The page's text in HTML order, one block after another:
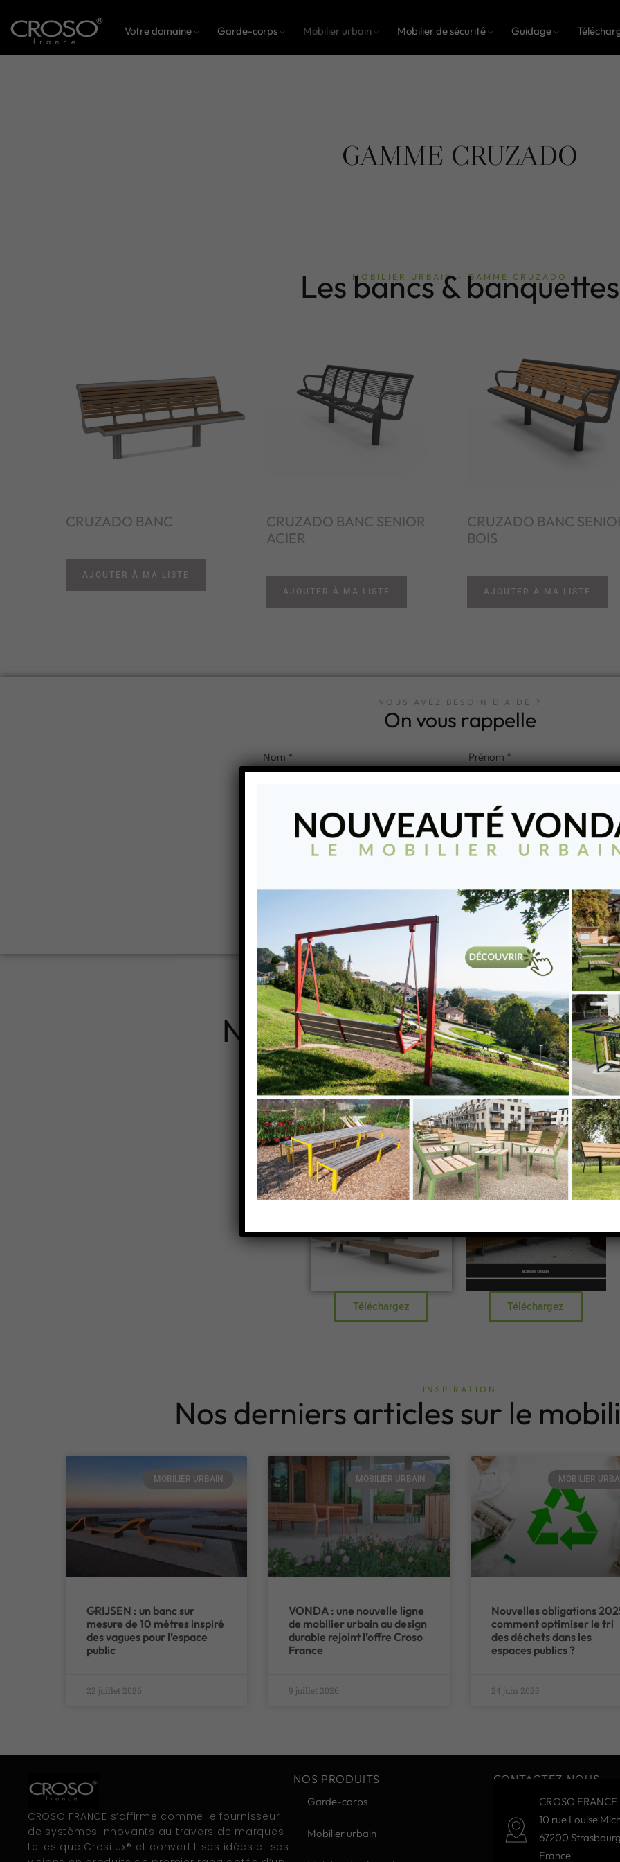
Votre domaine Garde-corps Mobilier urbain Mobilier de sécurité Guidage
GAMME CRUZADO
MOBILIER URBAIN - GAMME CRUZADO
Les bancs & banquettes
CRUZADO BANC
AJOUTER À MA LISTE
CRUZADO BANC SENIOR
ACIER
AJOUTER À MA LISTE
CRUZADO BANC
BOIS
AJOUTER À MA LISTE
VOUS AVEZ BESOIN D'AIDE ?
On vous rappelle
Vous êtes intéressé par :
MOBILIER URBAIN - LES ENSEMBLES DE PIQUE-NIQUE
Nos catalogues en
MOBILIER URBAIN
MODULO
Téléchargez
MOBILIER URBAIN
GRIJSEN
Téléchargez
INSPIRATION
Nos derniers articles sur le
MOBILIER URBAIN
GRIJSEN : un banc sur
mesure de 10 mètres inspiré
des vagues pour l’espace
public
22 juillet 2026
MOBILIER URBAIN
VONDA : une nouvelle ligne
de mobilier urbain au design
durable rejoint l’offre Croso
France
9 juillet 2026
MOBILIER
Nouvelles obligations
comment optimiser le tri
des déchets dans les
espaces publics ?
24 juin 2025
CROSO FRANCE s’affirme comme le fournisseur
de systèmes innovants au travers de marques
telles que Crosilux® et convertit ses idées et ses
NOS PRODUITS
Garde-corps
Mobilier urbain
CONTACTEZ-NOUS
CROSO FRANCE
10 rue Louise
67200
France